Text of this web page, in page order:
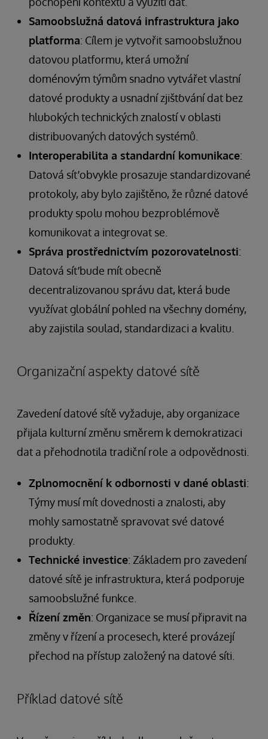
Samoobslužná datová infrastruktura jako
platforma: Cílem je vytvořit samoobslužnou
datovou platformu, která umožní
doménovým týmům snadno vytvářet vlastní
datové produkty a usnadní zjišťování dat bez
hlubokých technických znalostí v oblasti
distribuovaných datových systémů.
Interoperabilita a standardní komunikace:
Datová síť obvykle prosazuje standardizované
protokoly, aby bylo zajištěno, že různé datové
produkty spolu mohou bezproblémově
komunikovat a integrovat se.
Správa prostřednictvím pozorovatelnosti:
Datová síť bude mít obecně
decentralizovanou správu dat, která bude
využívat globální pohled na všechny domény,
aby zajistila soulad, standardizaci a kvalitu.
Organizační aspekty datové sítě
Zavedení datové sítě vyžaduje, aby organizace
přijala kulturní změnu směrem k demokratizaci
dat a přehodnotila tradiční role a odpovědnosti.
Zplnomocnění k odbornosti v dané oblasti:
Týmy musí mít dovednosti a znalosti, aby
mohly samostatně spravovat své datové
produkty.
Technické investice: Základem pro zavedení
datové sítě je infrastruktura, která podporuje
samoobslužné funkce.
Řízení změn: Organizace se musí připravit na
změny v řízení a procesech, které provázejí
přechod na přístup založený na datové síti.
Příklad datové sítě